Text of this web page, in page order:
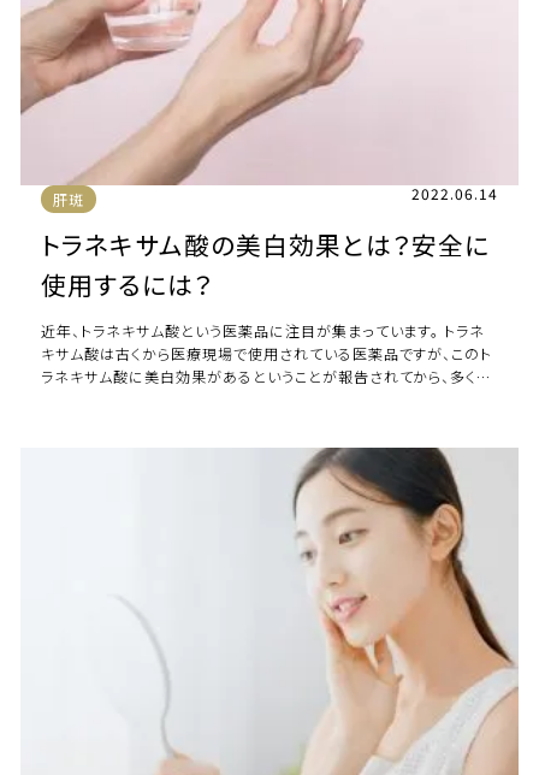
肝斑 2022.06.14
トラネキサム酸の美白効果とは？安全に
使用するには？
近年、トラネキサム酸という医薬品に注目が集まっています。 トラネ
キサム酸は古くから医療現場で使用されている医薬品ですが、このト
ラネキサム酸に美白効果があるということが報告されてから、多くの